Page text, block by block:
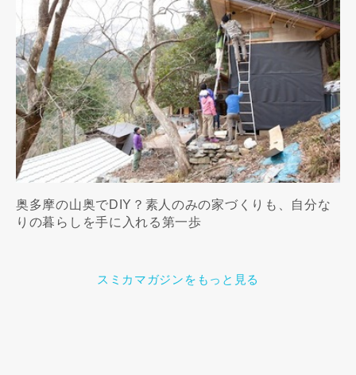
奥多摩の山奥でDIY？素人のみの家づくりも、自分な
りの暮らしを手に入れる第一歩
スミカマガジンをもっと見る